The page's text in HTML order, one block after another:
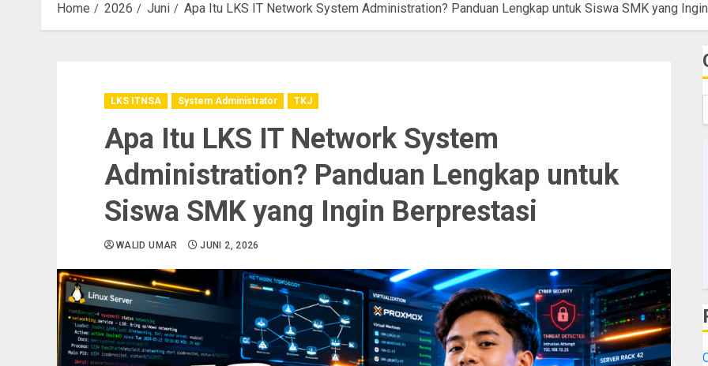
Home 2026 Juni Apa Itu LKS IT Network System Administration? Panduan Lengkap untuk Siswa SMK yang
LKS ITNSA System Administrator TKJ
Apa Itu LKS IT Network System
Administration? Panduan Lengkap untuk
Siswa SMK yang Ingin Berprestasi
WALID UMAR JUNI 2, 2026